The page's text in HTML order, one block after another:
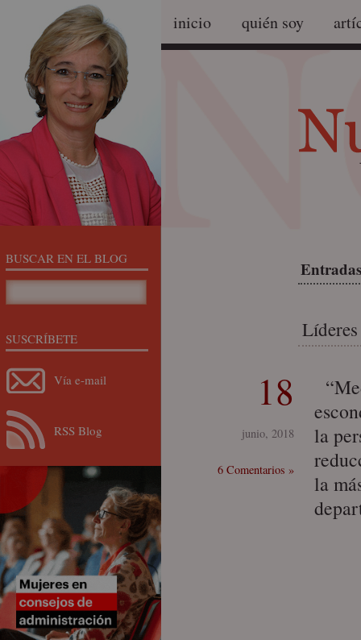
inicio quién soy
18
junio, 2018
6 Comentarios »
la
la
BUSCAR EN EL BLOG
SUSCRÍBETE
Vía e-mail
RSS Blog